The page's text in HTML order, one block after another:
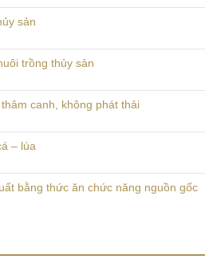
sản
trồng thủy sản
canh, không phát thải
– lúa
bằng thức ăn chức năng nguồn gốc